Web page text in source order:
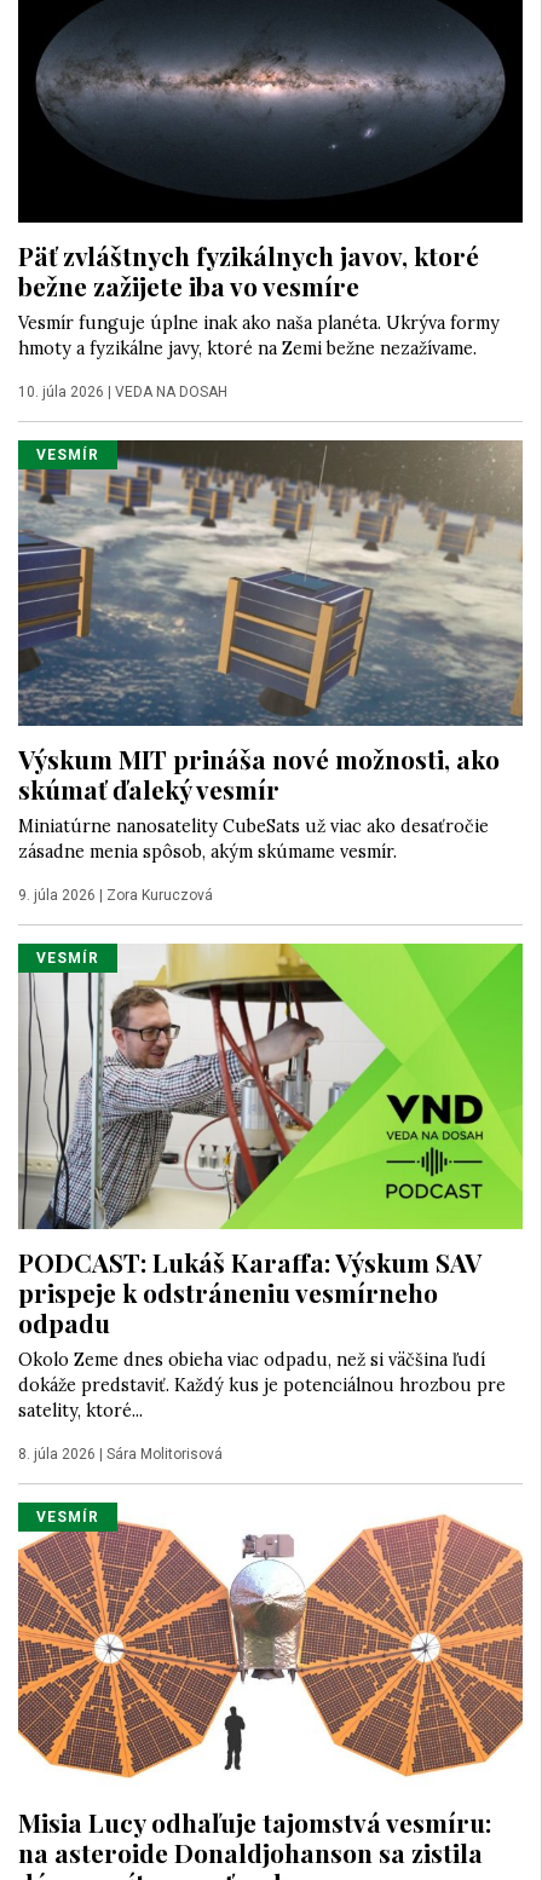
Päť zvláštnych fyzikálnych javov, ktoré
bežne zažijete iba vo vesmíre
Vesmír funguje úplne inak ako naša planéta. Ukrýva formy
hmoty a fyzikálne javy, ktoré na Zemi bežne nezažívame.
10. júla 2026 | VEDA NA DOSAH
VESMÍR
Výskum MIT prináša nové možnosti, ako
skúmať ďaleký vesmír
Miniatúrne nanosatelity CubeSats už viac ako desaťročie
zásadne menia spôsob, akým skúmame vesmír.
9. júla 2026 Zora Kuruczová
VESMÍR
PODCAST: Lukáš Karaffa: Výskum SAV
prispeje k odstráneniu vesmírneho
odpadu
Okolo Zeme dnes obieha viac odpadu, než si väčšina ľudí
dokáže predstaviť. Každý kus je potenciálnou hrozbou pre
satelity, ktoré...
8. júla 2026 Sára Molitorisová
VESMÍR
Misia Lucy odhaľuje tajomstvá vesmíru:
na asteroide Donaldjohanson sa zistila